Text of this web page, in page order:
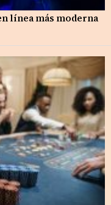
línea más moderna